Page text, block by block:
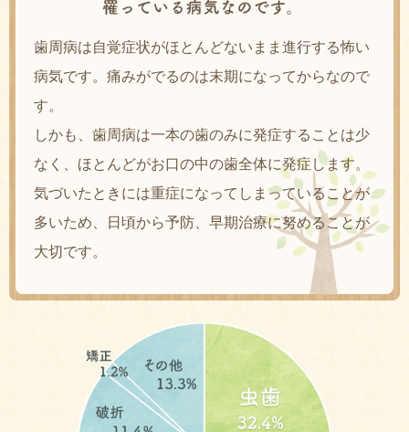
歯周病は自覚症状がほとんどないまま進行する怖い
病気です。痛みがでるのは末期になってからなので
す。
しかも、歯周病は一本の歯のみに発症することは少
なく、ほとんどがお口の中の歯全体に発症します。
気づいたときには重症になってしまっていることが
多いため、日頃から予防、早期治療に努めることが
大切です。